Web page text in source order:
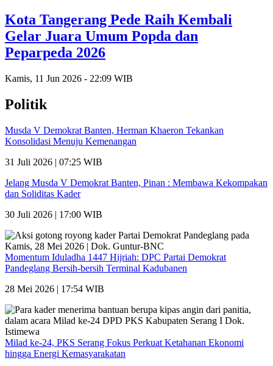
Kota Tangerang Pede Raih Kembali
Gelar Juara Umum Popda dan
Peparpeda 2026
Kamis, 11 Jun 2026 - 22:09 WIB
Politik
Musda V Demokrat Banten, Herman Khaeron Tekankan
Konsolidasi Menuju Kemenangan
31 Juli 2026 | 07:25 WIB
Jelang Musda V Demokrat Banten, Pinan : Membawa Kekompakan
dan Soliditas Kader
30 Juli 2026 | 17:00 WIB
Momentum Iduladha 1447 Hijriah: DPC Partai Demokrat
Pandeglang Bersih-bersih Terminal Kadubanen
28 Mei 2026 | 17:54 WIB
Milad ke-24, PKS Serang Fokus Perkuat Ketahanan Ekonomi
hingga Energi Kemasyarakatan